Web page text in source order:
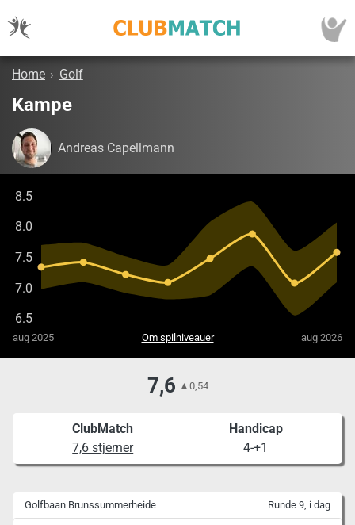
Home › Golf
Kampe
Andreas Capellmann
aug 2025 Om spilniveauer aug 2026
7,6 ▲ 0,54
ClubMatch
7,6 stjerner
Handicap
4-+1
Golfbaan Brunssummerheide Runde 9, i dag